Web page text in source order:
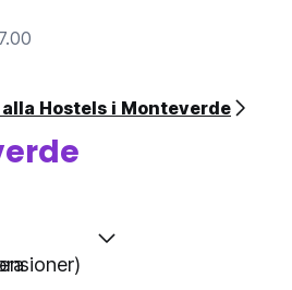
alla Hostels i Monteverde